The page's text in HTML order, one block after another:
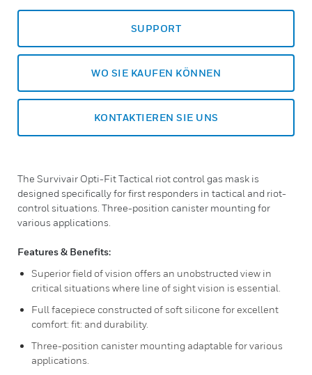
SUPPORT
WO SIE KAUFEN KÖNNEN
KONTAKTIEREN SIE UNS
The Survivair Opti-Fit Tactical riot control gas mask is
designed specifically for first responders in tactical and riot-
control situations. Three-position canister mounting for
various applications.
Features & Benefits:
Superior field of vision offers an unobstructed view in
critical situations where line of sight vision is essential.
Full facepiece constructed of soft silicone for excellent
comfort: fit: and durability.
Three-position canister mounting adaptable for various
applications.